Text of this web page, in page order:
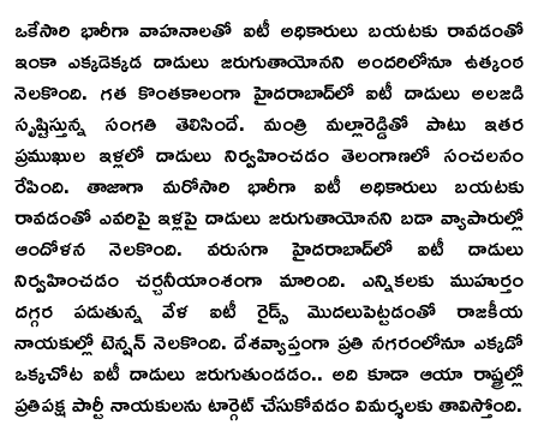
ఒకేసారి భారీగా వాహనాలతో ఐటీ అధికారులు బయటకు రావడంతో
ఇంకా ఎక్కడెక్కడ దాడులు జరుగుతాయోనని అందరిలోనూ ఉత్కంఠ
నెలకొంది. గత కొంతకాలంగా హైదరాబాద్‌లో ఐటీ దాడులు అలజడి
సృష్టిస్తున్న సంగతి తెలిసిందే. మంత్రి మల్లారెడ్డితో పాటు ఇతర
ప్రముఖుల ఇళ్లలో దాడులు నిర్వహించడం తెలంగాణలో సంచలనం
రేపింది. తాజాగా మరోసారి భారీగా ఐటీ అధికారులు బయటకు
రావడంతో ఎవరిపై ఇళ్లపై దాడులు జరుగుతాయోనని బడా వ్యాపారుల్లో
ఆందోళన నెలకొంది. వరుసగా హైదరాబాద్‌లో ఐటీ దాడులు
నిర్వహించడం చర్చనీయాంశంగా మారింది. ఎన్నికలకు ముహుర్తం
దగ్గర పడుతున్న వేళ ఐటీ రైడ్స్ మొదలుపెట్టడంతో రాజకీయ
నాయకుల్లో టెన్షన్ నెలకొంది. దేశవ్యాప్తంగా ప్రతి నగరంలోనూ ఎక్కడో
ఒక్కచోట ఐటీ దాడులు జరుగుతుండడం.. అది కూడా ఆయా రాష్ట్రల్లో
ప్రతిపక్ష పార్టీ నాయకులను టార్గెట్ చేసుకోవడం విమర్శలకు తావిస్తోంది.